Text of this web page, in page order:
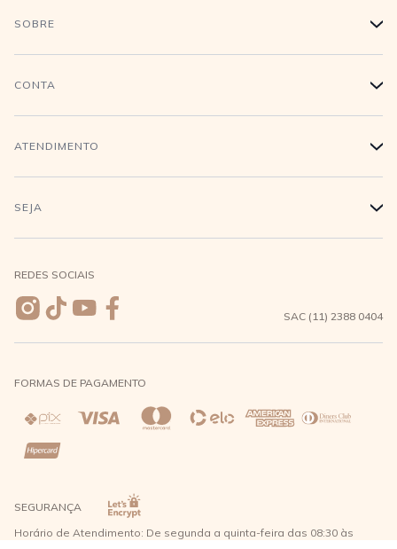
SOBRE +
História
Conecte-se
CONTA +
Login
Meus pedidos
Wishlist
ATENDIMENTO +
Compra Segura
Entrega e Frete
Trocas e Devoluções
Política de Privacidade
SEJA +
REDES SOCIAIS
SAC (11) 2388 0404
FORMAS DE PAGAMENTO
SEGURANÇA
Horário de Atendimento: De segunda a quinta-feira das 08:30 às